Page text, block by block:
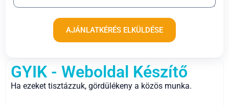
GYIK - Weboldal Készítő
Ha ezeket tisztázzuk, gördülékeny a közös munka.
AJÁNLATKÉRÉS ELKÜLDÉSE